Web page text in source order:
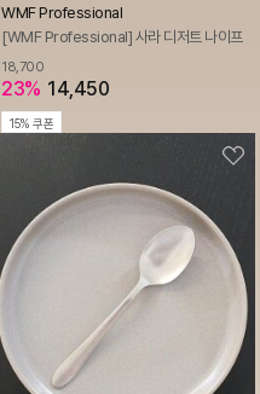
WMF Professional
[WMF Professional] 사라 디저트 나이프
18,700
23% 14,450
15% 쿠폰